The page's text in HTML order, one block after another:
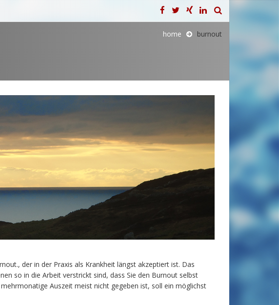
home burnout
der in der Praxis als Krankheit längst akzeptiert ist. Das
so in die Arbeit verstrickt sind, dass Sie den Burnout selbst
Auszeit meist nicht gegeben ist, soll ein möglichst